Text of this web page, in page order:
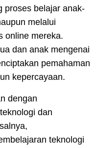
proses belajar anak-
melalui
online mereka.
dan anak mengenai
pemahaman
kepercayaan.
dengan
dan
teknologi